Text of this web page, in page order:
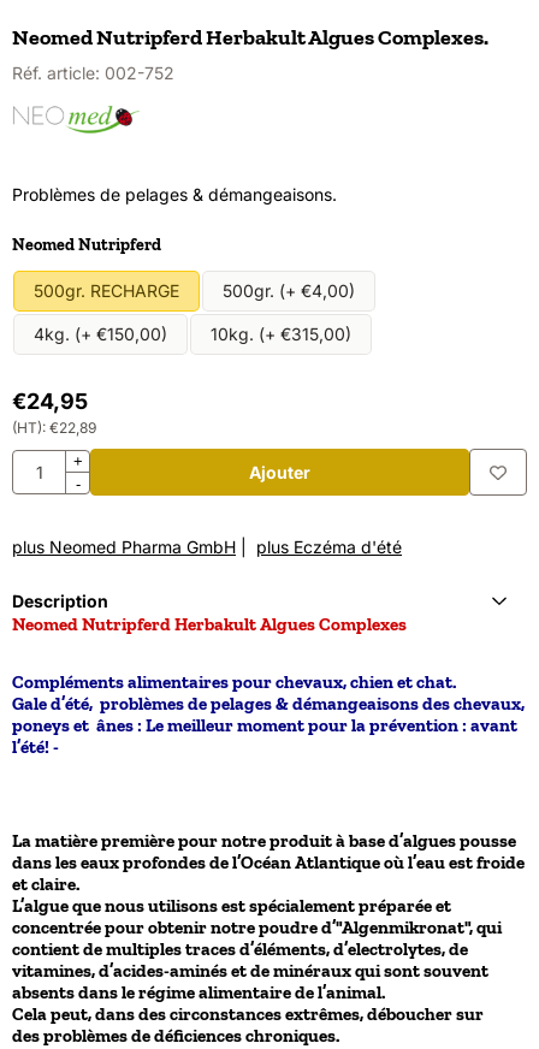
Neomed Nutripferd Herbakult Algues Complexes.
Réf. article: 002-752
Problèmes de pelages & démangeaisons.
Faire un choix pour
Neomed Nutripferd
500gr. RECHARGE 500gr. (+ €4,00)
4kg. (+ €150,00) 10kg. (+ €315,00)
€24,95
(HT): €22,89
Quantité+
-
Ajouter
plus Neomed Pharma GmbH plus Eczéma d'été
Description
Neomed Nutripferd Herbakult Algues Complexes
Compléments alimentaires pour chevaux, chien et chat.
Gale d’été, problèmes de pelages & démangeaisons des chevaux,
poneys et ânes : Le meilleur moment pour la prévention : avant
l’été! -
La matière première pour notre produit à base d’algues pousse
dans les eaux profondes de l’Océan Atlantique où l’eau est froide
et claire.
L’algue que nous utilisons est spécialement préparée et
concentrée pour obtenir notre poudre d’"Algenmikronat", qui
contient de multiples traces d’éléments, d’electrolytes, de
vitamines, d’acides-aminés et de minéraux qui sont souvent
absents dans le régime alimentaire de l’animal.
Cela peut, dans des circonstances extrêmes, déboucher sur
des problèmes de déficiences chroniques.